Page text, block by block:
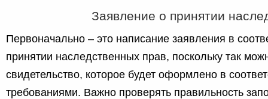
Заявление о принятии
Первоначально – это написание заявления в
принятии наследственных прав, поскольку так
свидетельство, которое будет оформлено в
требованиями. Важно проверять правильность